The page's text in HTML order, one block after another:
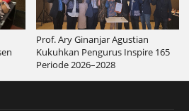
Prof. Ary Ginanjar Agustian
Kukuhkan Pengurus Inspire 165
Periode 2026–2028